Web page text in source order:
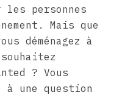
personnes
Mais que
déménagez à
? Vous
une question